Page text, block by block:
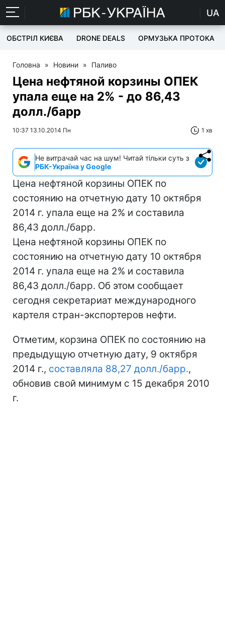
UA
ОБСТРІЛ КИЄВА DRONE DEALS ОРМУЗЬКА ПРОТОКА
Головна » Новини » Паливо
Цена нефтяной корзины ОПЕК
упала еще на 2% - до 86,43
долл./барр
10:37 13.10.2014 Пн 1 хв
Не витрачай час на шум! Читай тільки суть з
РБК-Україна у Google
Цена нефтяной корзины ОПЕК по
состоянию на отчетную дату 10 октября
2014 г. упала еще на 2% и составила
86,43 долл./барр.
Цена нефтяной корзины ОПЕК по
состоянию на отчетную дату 10 октября
2014 г. упала еще на 2% и составила
86,43 долл./барр. Об этом сообщает
сегодня секретариат международного
картеля стран-экспортеров нефти.
Отметим, корзина ОПЕК по состоянию на
предыдущую отчетную дату, 9 октября
2014 г., составляла 88,27 долл./барр.,
обновив свой минимум с 15 декабря 2010
г.